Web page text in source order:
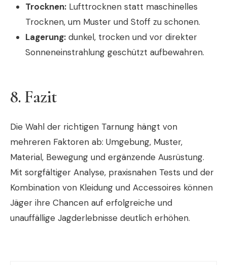
Trocknen: Lufttrocknen statt maschinelles
Trocknen, um Muster und Stoff zu schonen.
Lagerung: dunkel, trocken und vor direkter
Sonneneinstrahlung geschützt aufbewahren.
8. Fazit
Die Wahl der richtigen Tarnung hängt von
mehreren Faktoren ab: Umgebung, Muster,
Material, Bewegung und ergänzende Ausrüstung.
Mit sorgfältiger Analyse, praxisnahen Tests und der
Kombination von Kleidung und Accessoires können
Jäger ihre Chancen auf erfolgreiche und
unauffällige Jagderlebnisse deutlich erhöhen.